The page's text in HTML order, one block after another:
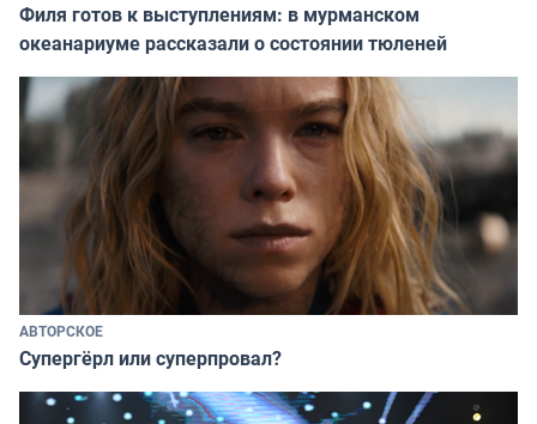
Филя готов к выступлениям: в мурманском
океанариуме рассказали о состоянии тюленей
АВТОРСКОЕ
Супергёрл или суперпровал?